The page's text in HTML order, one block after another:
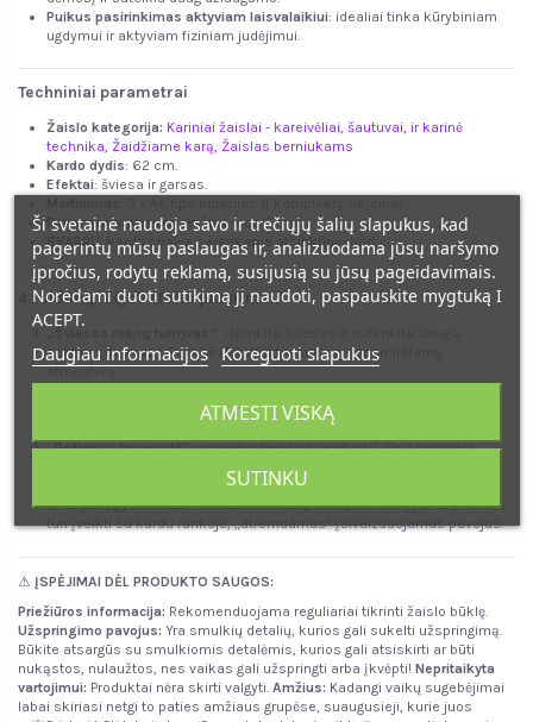
Puikus pasirinkimas aktyviam laisvalaikiui: idealiai tinka kūrybiniam
ugdymui ir aktyviam fiziniam judėjimui.
Techniniai parametrai
Žaislo kategorija: Kariniai žaislai - kareivėliai, šautuvai, ir karinė
technika, Žaidžiame karą, Žaislas berniukams
Kardo dydis: 62 cm.
Efektai: šviesa ir garsas.
Rekomenduojamas amžius : nuo 3 metų
SVARBU: kardo spalva parenkama atsitiktiniu būdu.
4 žaidimų idėjos (Tėčio patarimai)
naktinę „dvikovą“. Ryškūs LED efektai sukurs nepamirštamą
atmosferą.
savo pastatytas tvirtoves nuo naktinių pabaisų, taip lavindamas
„Refleksų treniruotė“: paprašykite vaiko reaguoti į jūsų garsinius
„Misija: Išgyvenimas“: sukurkite kliūčių ruožą kambaryje, kurį vaikas
turi įveikti su kardu rankoje, „atremdamas“ įsivaizduojamus pavojus.
⚠ ĮSPĖJIMAI DĖL PRODUKTO SAUGOS:
Priežiūros informacija: Rekomenduojama reguliariai tikrinti žaislo būklę.
Užspringimo pavojus: Yra smulkių detalių, kurios gali sukelti užspringimą.
Būkite atsargūs su smulkiomis detalėmis, kurios gali atsiskirti ar būti
nukąstos, nulaužtos, nes vaikas gali užspringti arba įkvėpti! Nepritaikyta
vartojimui: Produktai nėra skirti valgyti. Amžius: Kadangi vaikų sugebėjimai
labai skiriasi netgi to paties amžiaus grupėse, suaugusieji, kurie juos
Ši svetainė naudoja savo ir trečiųjų šalių slapukus, kad
pagerintų mūsų paslaugas ir, analizuodama jūsų naršymo
įpročius, rodytų reklamą, susijusią su jūsų pageidavimais.
Norėdami duoti sutikimą jį naudoti, paspauskite mygtuką I
ACEPT.
Daugiau informacijos Koreguoti slapukus
ATMESTI VISKĄ
SUTINKU